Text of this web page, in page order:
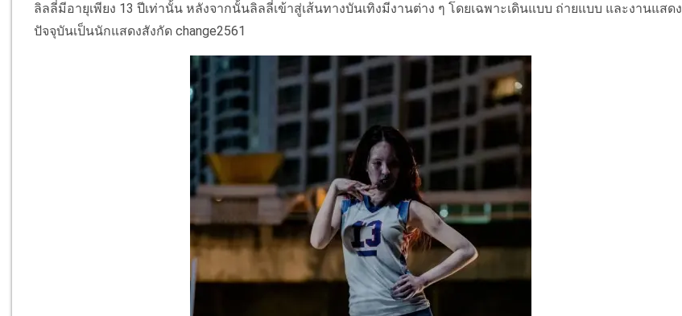
ลิลลี่มีอายุเพียง 13 ปีเท่านั้น หลังจากนั้นลิลลี่เข้าสู่เส้นทางบันเทิงมีงานต่าง ๆ โดยเฉพาะเดินแบบ ถ่ายแบบ และงานแสดง
ปัจจุบันเป็นนักแสดงสังกัด change2561